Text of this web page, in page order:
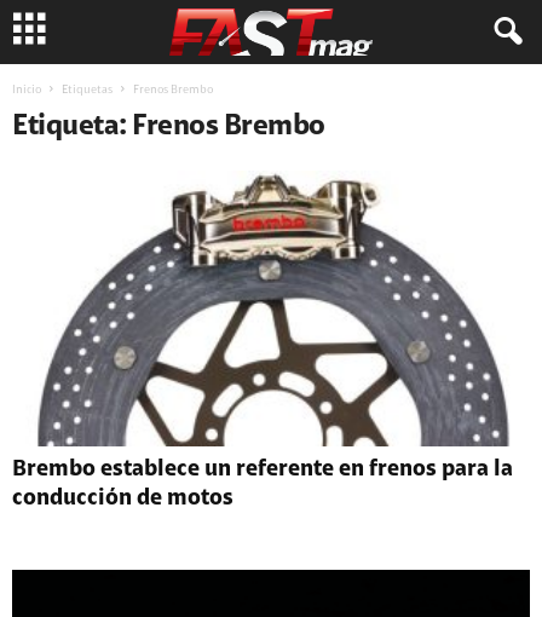
Inicio Etiquetas Frenos Brembo
Etiqueta: Frenos Brembo
Brembo establece un referente en frenos para la
conducción de motos